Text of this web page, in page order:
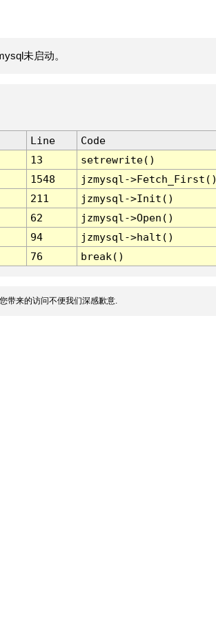
未启动。
Line
Code
13
setrewrite()
1548
jzmysql-
211
jzmysql->Init()
62
jzmysql->Open()
94
jzmysql->halt()
76 break()
带来的访问不便我们深感歉意.